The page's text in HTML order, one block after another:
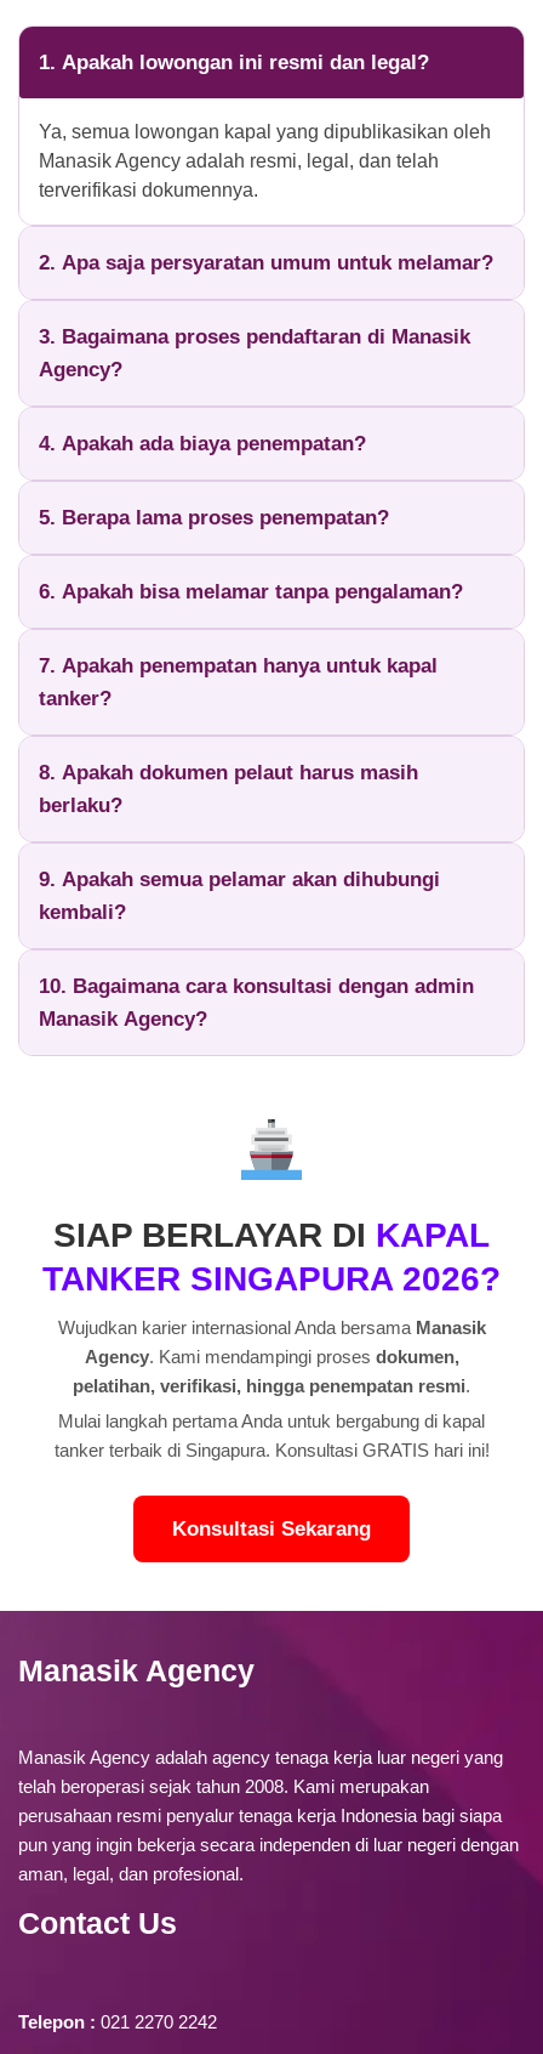
1. Apakah lowongan ini resmi dan legal?
Ya, semua lowongan kapal yang dipublikasikan oleh
Manasik Agency adalah resmi, legal, dan telah
terverifikasi dokumennya.
2. Apa saja persyaratan umum untuk melamar?
3. Bagaimana proses pendaftaran di Manasik
Agency?
4. Apakah ada biaya penempatan?
5. Berapa lama proses penempatan?
6. Apakah bisa melamar tanpa pengalaman?
7. Apakah penempatan hanya untuk kapal
tanker?
8. Apakah dokumen pelaut harus masih
berlaku?
9. Apakah semua pelamar akan dihubungi
kembali?
10. Bagaimana cara konsultasi dengan admin
Manasik Agency?
SIAP BERLAYAR DI KAPAL
TANKER SINGAPURA 2026?
Wujudkan karier internasional Anda bersama Manasik
Agency. Kami mendampingi proses dokumen,
pelatihan, verifikasi, hingga penempatan resmi.
Mulai langkah pertama Anda untuk bergabung di kapal
tanker terbaik di Singapura. Konsultasi GRATIS hari ini!
Konsultasi Sekarang
Manasik Agency
Manasik Agency adalah agency tenaga kerja luar negeri yang
telah beroperasi sejak tahun 2008. Kami merupakan
perusahaan resmi penyalur tenaga kerja Indonesia bagi siapa
pun yang ingin bekerja secara independen di luar negeri dengan
aman, legal, dan profesional.
Contact Us
Telepon : 021 2270 2242